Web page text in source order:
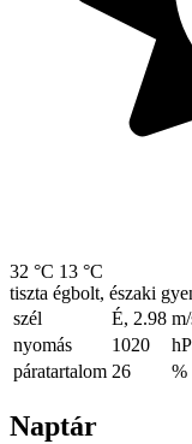
32 °C 13 °C
tiszta égbolt, északi
szél
É, 2.98
nyomás
1020
páratartalom 26 %
Naptár